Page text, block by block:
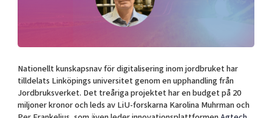
Shaping cities and regions
East Sweden Tech Women
Reversed mentorship
Startup & industry collaboration
Offers to boost your business
Our community of companies
Publications
Project toolbox
Our clusters
Today's lunch in Mjärdevi
Nationellt kunskapsnav för digitalisering inom jordbruket har
tilldelats Linköpings universitet genom en upphandling från
Jordbruksverket. Det treåriga projektet har en budget på 20
miljoner kronor och leds av LiU-forskarna Karolina Muhrman och